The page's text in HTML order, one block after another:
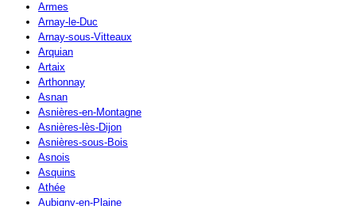
Armes
Arnay-le-Duc
Arnay-sous-Vitteaux
Arquian
Artaix
Arthonnay
Asnan
Asnières-en-Montagne
Asnières-lès-Dijon
Asnières-sous-Bois
Asnois
Asquins
Athée
Aubigny-en-Plaine